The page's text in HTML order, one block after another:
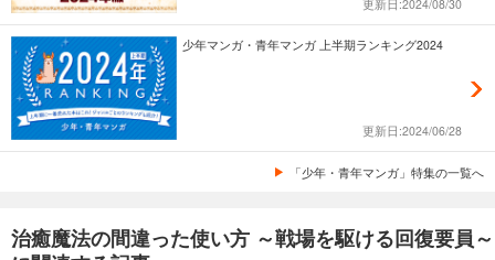
更新日:2024/08/30
少年マンガ・青年マンガ 上半期ランキング2024
更新日:2024/06/28
「少年・青年マンガ」特集の一覧へ
治癒魔法の間違った使い方 ～戦場を駆ける回復要員～